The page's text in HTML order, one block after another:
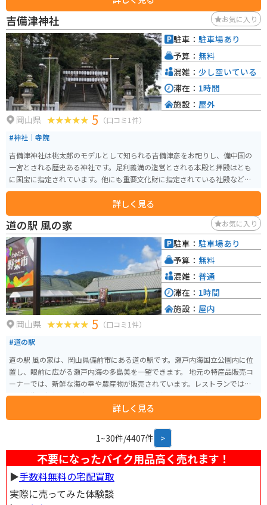
境内拡張と建物の改築を経て、今日に至っています。元々は林家の屋敷神や同
族神として祀られていたとされ、毎年神楽が奉納されるなど、地域の宗教的
な行事にも重要な役割を果たしています。 アクセスは蒜山インター降りて、
車で10分ほどの場所にあります。駐車場は神社の隣にありますが台数は少な
いです。
吉備津神社 お気に入り
岡山県 5 （口コミ1件）
#神社｜寺院
吉備津神社は桃太郎のモデルとして知られる吉備津彦をお祀りし、備中国の
一宮とされる歴史ある神社です。足利義満の造営とされる本殿と拝殿はとも
に国宝に指定されています。他にも重要文化財に指定されている社殿なども
あり、歴史好きにはたまらないスポットです。
詳しく見る
駐車： 駐車場あり
予算： 無料
混雑： 少し空いている
滞在： 1時間
施設： 屋外
道の駅 風の家 お気に入り
岡山県 5 （口コミ1件）
#道の駅
道の駅 風の家は、岡山県備前市にある道の駅です。瀬戸内海国立公園内に位
置し、眼前に広がる瀬戸内海の多島美を一望できます。 地元の特産品販売コ
ーナーでは、新鮮な海の幸や農産物が販売されています。レストランでは、
瀬戸内海の新鮮な魚介類を使った料理や、備前名物の「備前焼」を使った料
す。バイクで訪れる場合は、道の駅から駐車場まで続く坂道が少し急なので
注意が必要です。道の駅の周辺には、備前焼の窯元が集まる「備前焼伝統産
業会館」や、瀬戸内海の島々を巡る遊覧船乗り場など、観光スポットも充実
しているので、瀬戸内海観光の拠点としておすすめです。
詳しく見る
駐車： 駐車場あり
予算： 無料
混雑： 普通
滞在： 1時間
施設： 屋内
1~30件/4407件 >
不要になったバイク用品高く売れます！
▶︎手数料無料の宅配買取
実際に売ってみた体験談